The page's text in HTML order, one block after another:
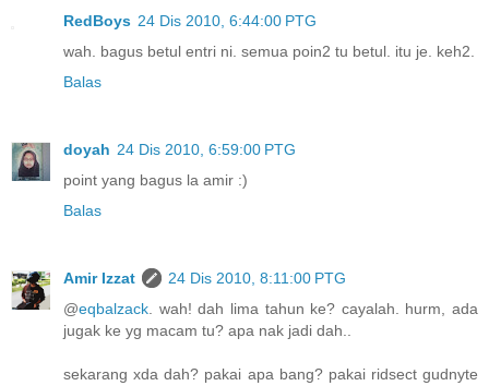
RedBoys 24 Dis 2010, 6:44:00 PTG
wah. bagus betul entri ni. semua poin2 tu betul. itu je. keh2.
Balas
doyah 24 Dis 2010, 6:59:00 PTG
point yang bagus la amir :)
Balas
Amir Izzat
24 Dis 2010, 8:11:00 PTG
@eqbalzack. wah! dah lima tahun ke? cayalah. hurm, ada
jugak ke yg macam tu? apa nak jadi dah..
sekarang xda dah? pakai apa bang? pakai ridsect gudnyte